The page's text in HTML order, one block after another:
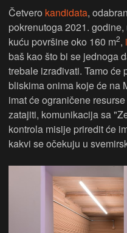
Četvero kandidata,
pokrenutoga 2021.
kuću površine oko 160 m2,
baš kao što bi se jednoga
trebale izrađivati. Tamo će
bliskima onima koje će na
imat će ograničene
zatajiti, komunikacija sa
kontrola misije priredit će
kakvi se očekuju u